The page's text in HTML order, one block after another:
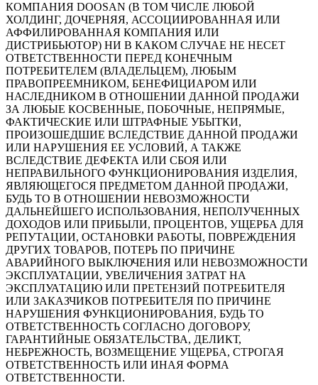
КОМПАНИЯ DOOSAN (В ТОМ ЧИСЛЕ ЛЮБОЙ
ХОЛДИНГ, ДОЧЕРНЯЯ, АССОЦИИРОВАННАЯ ИЛИ
АФФИЛИРОВАННАЯ КОМПАНИЯ ИЛИ
ДИСТРИБЬЮТОР) НИ В КАКОМ СЛУЧАЕ НЕ НЕСЕТ
ОТВЕТСТВЕННОСТИ ПЕРЕД КОНЕЧНЫМ
ПОТРЕБИТЕЛЕМ (ВЛАДЕЛЬЦЕМ), ЛЮБЫМ
ПРАВОПРЕЕМНИКОМ, БЕНЕФИЦИАРОМ ИЛИ
НАСЛЕДНИКОМ В ОТНОШЕНИИ ДАННОЙ ПРОДАЖИ
ЗА ЛЮБЫЕ КОСВЕННЫЕ, ПОБОЧНЫЕ, НЕПРЯМЫЕ,
ФАКТИЧЕСКИЕ ИЛИ ШТРАФНЫЕ УБЫТКИ,
ПРОИЗОШЕДШИЕ ВСЛЕДСТВИЕ ДАННОЙ ПРОДАЖИ
ИЛИ НАРУШЕНИЯ ЕЕ УСЛОВИЙ, А ТАКЖЕ
ВСЛЕДСТВИЕ ДЕФЕКТА ИЛИ СБОЯ ИЛИ
НЕПРАВИЛЬНОГО ФУНКЦИОНИРОВАНИЯ ИЗДЕЛИЯ,
ЯВЛЯЮЩЕГОСЯ ПРЕДМЕТОМ ДАННОЙ ПРОДАЖИ,
БУДЬ ТО В ОТНОШЕНИИ НЕВОЗМОЖНОСТИ
ДАЛЬНЕЙШЕГО ИСПОЛЬЗОВАНИЯ, НЕПОЛУЧЕННЫХ
ДОХОДОВ ИЛИ ПРИБЫЛИ, ПРОЦЕНТОВ, УЩЕРБА ДЛЯ
РЕПУТАЦИИ, ОСТАНОВКИ РАБОТЫ, ПОВРЕЖДЕНИЯ
ДРУГИХ ТОВАРОВ, ПОТЕРЬ ПО ПРИЧИНЕ
АВАРИЙНОГО ВЫКЛЮЧЕНИЯ ИЛИ НЕВОЗМОЖНОСТИ
ЭКСПЛУАТАЦИИ, УВЕЛИЧЕНИЯ ЗАТРАТ НА
ЭКСПЛУАТАЦИЮ ИЛИ ПРЕТЕНЗИЙ ПОТРЕБИТЕЛЯ
ИЛИ ЗАКАЗЧИКОВ ПОТРЕБИТЕЛЯ ПО ПРИЧИНЕ
НАРУШЕНИЯ ФУНКЦИОНИРОВАНИЯ, БУДЬ ТО
ОТВЕТСТВЕННОСТЬ СОГЛАСНО ДОГОВОРУ,
ГАРАНТИЙНЫЕ ОБЯЗАТЕЛЬСТВА, ДЕЛИКТ,
НЕБРЕЖНОСТЬ, ВОЗМЕЩЕНИЕ УЩЕРБА, СТРОГАЯ
ОТВЕТСТВЕННОСТЬ ИЛИ ИНАЯ ФОРМА
ОТВЕТСТВЕННОСТИ.